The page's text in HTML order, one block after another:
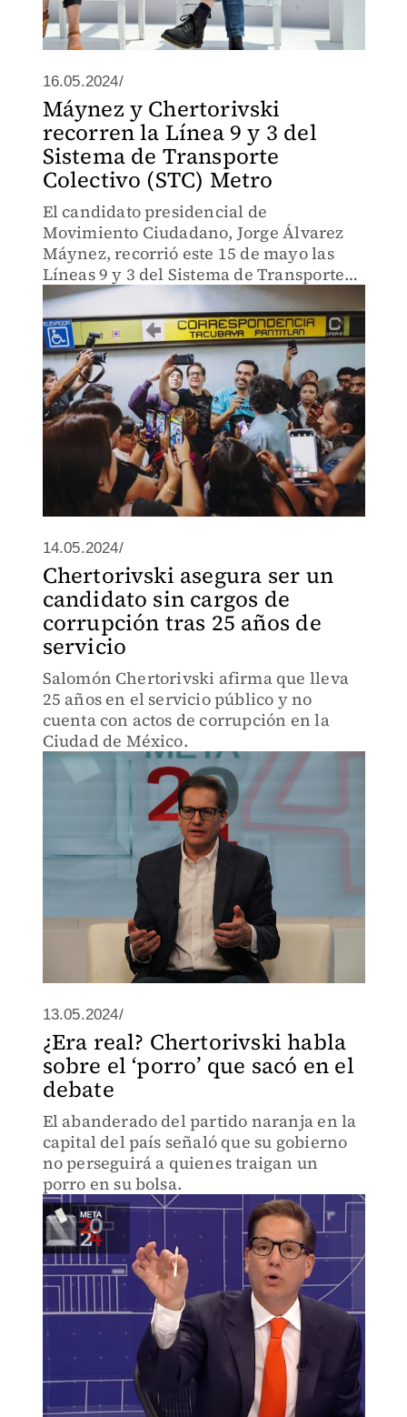
16.05.2024/
Máynez y Chertorivski
recorren la Línea 9 y 3 del
Sistema de Transporte
Colectivo (STC) Metro
El candidato presidencial de
Movimiento Ciudadano, Jorge Álvarez
Máynez, recorrió este 15 de mayo las
Líneas 9 y 3 del Sistema de Transporte
Colectivo (STC) Metro, en compañía del
aspirante por la Jefatura de Gobierno,
Salomón Chertorivski.
14.05.2024/
Chertorivski asegura ser un
candidato sin cargos de
corrupción tras 25 años de
servicio
Salomón Chertorivski afirma que lleva
25 años en el servicio público y no
cuenta con actos de corrupción en la
Ciudad de México.
13.05.2024/
¿Era real? Chertorivski habla
sobre el ‘porro’ que sacó en el
debate
El abanderado del partido naranja en la
capital del país señaló que su gobierno
no perseguirá a quienes traigan un
porro en su bolsa.